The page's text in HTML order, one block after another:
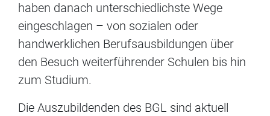
haben danach unterschiedlichste Wege
eingeschlagen – von sozialen oder
handwerklichen Berufsausbildungen über
den Besuch weiterführender Schulen bis hin
zum Studium.
Die Auszubildenden des BGL sind aktuell